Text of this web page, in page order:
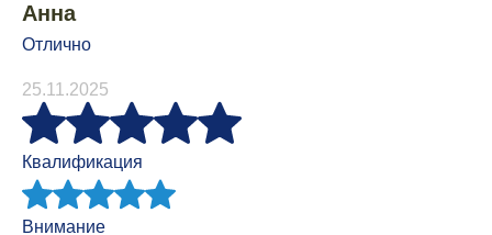
Анна
Отлично
25.11.2025
Квалификация
Внимание